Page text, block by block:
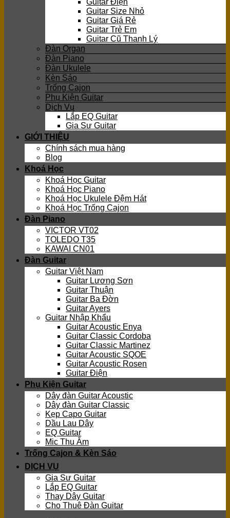
Guitar Điện
Guitar Size Nhỏ
Guitar Giá Rẻ
Guitar Trẻ Em
Guitar Cũ Thanh Lý
Đàn Organ
Đàn Piano
Đàn Ukulele
Kèn Sáo
Trống Cajon
Phụ Kiện Guitar
Dịch Vụ
Lắp EQ Guitar
Gia Sư Guitar
GIỚI THIỆU
Chính sách mua hàng
Blog
Khoá Học
Khoá Học Guitar
Khoá Học Piano
Khoá Học Ukulele Đệm Hát
Khoá Học Trống Cajon
Đàn Piano
VICTOR VT02
TOLEDO T35
KAWAI CN01
Đàn Guitar
Guitar Việt Nam
Guitar Lương Sơn
Guitar Thuận
Guitar Ba Đờn
Guitar Ayers
Guitar Nhập Khẩu
Guitar Acoustic Enya
Guitar Classic Cordoba
Guitar Classic Martinez
Guitar Acoustic SQOE
Guitar Acoustic Rosen
Guitar Điện
Phụ Kiện Guitar
Dây đàn Guitar Acoustic
Dây đàn Guitar Classic
Kẹp Capo Guitar
Dầu Lau Dây
EQ Guitar
Mic Thu Âm
Trống Cajon & Kèn Sáo
DỊCH VỤ
Gia Sư Guitar
Lắp EQ Guitar
Thay Dây Guitar
Cho Thuê Đàn Guitar